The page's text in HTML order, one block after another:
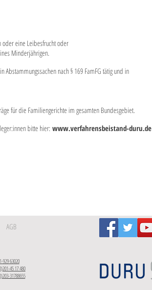
eine Leibesfrucht oder
Minderjährigen.
nach § 169 FamFG tätig und in
für die Familiengerichte im gesamten Bundesgebiet.
bitte hier: www.verfahrensbeistand-duru.de
AGB
929 63020
45 17 480
31788655